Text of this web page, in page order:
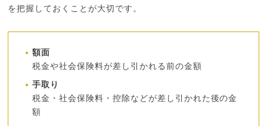
を把握しておくことが大切です。
額面
税金や社会保険料が差し引かれる前の金額
手取り
税金・社会保険料・控除などが差し引かれた後の金
額